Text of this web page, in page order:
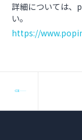
詳細については、
い。
https://